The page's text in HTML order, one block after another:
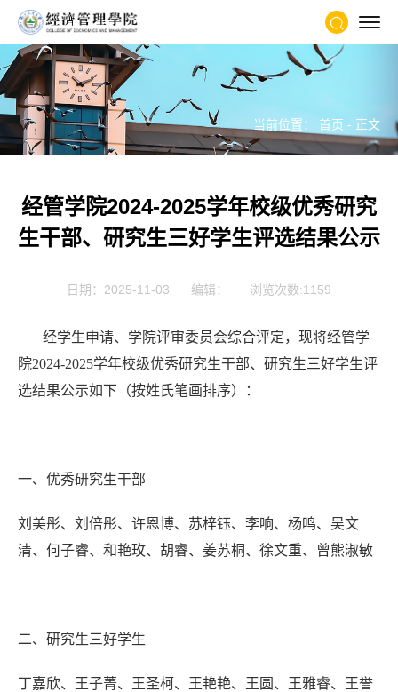
当前位置： 首页 - 正文
经管学院2024-2025学年校级优秀研究
生干部、研究生三好学生评选结果公示
日期：2025-11-03 编辑： 浏览次数:1159
经学生申请、学院评审委员会综合评定，现将经管学
院2024-2025学年校级优秀研究生干部、研究生三好学生评
选结果公示如下（按姓氏笔画排序）：
一、优秀研究生干部
刘美彤、 刘倍彤、 许恩博、 苏梓钰、 李响、 杨鸣、 吴文
清、 何子睿、 和艳玫、 胡睿、 姜苏桐 、 徐文重、 曾熊淑敏
二、研究生三好学生
丁嘉欣、王子菁、王圣柯、王艳艳、王圆、王雅睿、王誉